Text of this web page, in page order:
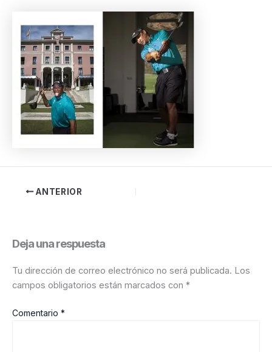
ANTERIOR
Deja una respuesta
Tu dirección de correo electrónico no será publicada. Los
campos obligatorios están marcados con *
Comentario *